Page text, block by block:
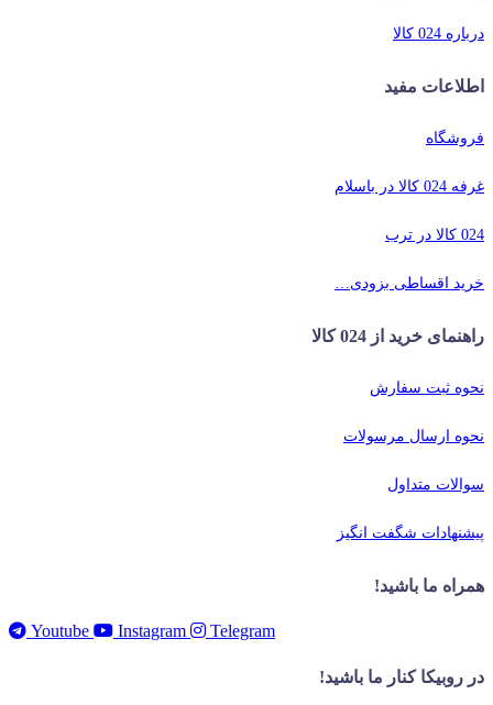
درباره 024 کالا
اطلاعات مفید
فروشگاه
غرفه 024 کالا در باسلام
024 کالا در ترب
خرید اقساطی بزودی…
راهنمای خرید از 024 کالا
نحوه ثبت سفارش
نحوه ارسال مرسولات
سوالات متداول
پیشنهادات شگفت انگیز
همراه ما باشید!
Youtube Instagram Telegram
در روبیکا کنار ما باشید!